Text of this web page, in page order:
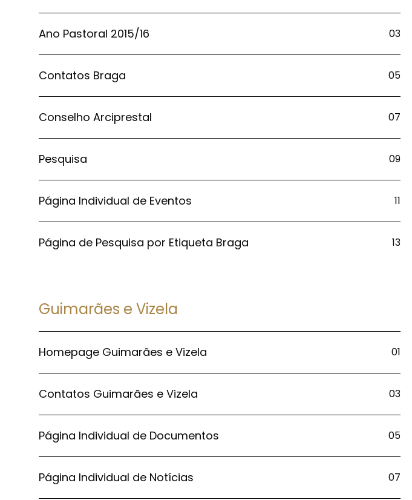
Ano Pastoral 2015/16 03
Contatos Braga 05
Conselho Arciprestal 07
Pesquisa 09
Página Individual de Eventos 11
Página de Pesquisa por Etiqueta Braga 13
Guimarães e Vizela
Homepage Guimarães e Vizela 01
Contatos Guimarães e Vizela 03
Página Individual de Documentos 05
Página Individual de Notícias 07